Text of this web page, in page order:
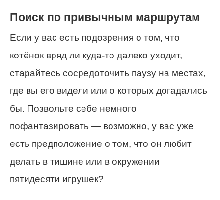
Поиск по привычным маршрутам
Если у вас есть подозрения о том, что
котёнок вряд ли куда-то далеко уходит,
старайтесь сосредоточить паузу на местах,
где вы его видели или о которых догадались
бы. Позвольте себе немного
пофантазировать — возможно, у вас уже
есть предположение о том, что он любит
делать в тишине или в окружении
пятидесяти игрушек?